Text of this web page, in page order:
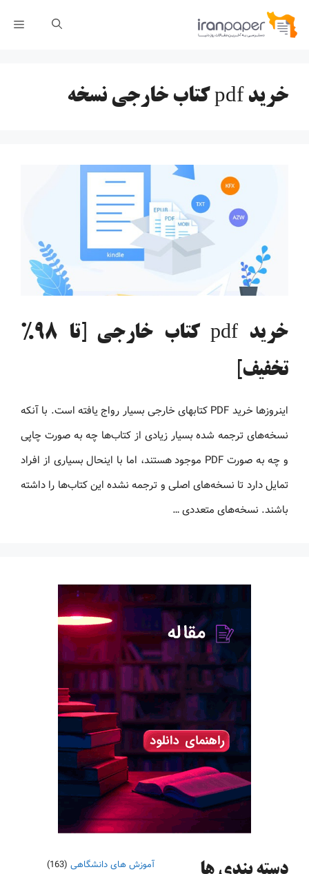
پرش
خرید pdf کتاب خارجی نسخه
خرید pdf کتاب خارجی [تا 98%
تخفیف]
اینروزها خرید PDF کتاب‎های خارجی بسیار رواج یافته است. با آنکه
نسخه‌های ترجمه شده بسیار زیادی از کتاب‌ها چه به صورت چاپی
و چه به صورت PDF موجود هستند، اما با اینحال بسیاری از افراد
تمایل دارد تا نسخه‌های اصلی و ترجمه نشده این کتاب‌ها را داشته
باشند. نسخه‌های متعددی …
دسته‌ بندی ها آموزش های دانشگاهی (163)